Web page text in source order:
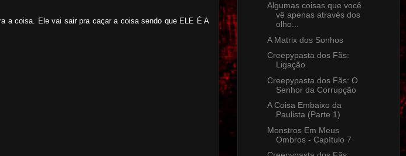
a coisa. Ele vai sair pra caçar a coisa sendo que ELE É A
Algumas coisas que você
vê apenas através dos
olho...
A Matrix dos Sonhos
Creepypasta dos Fãs:
Ligação
Creepypasta dos Fãs: O
Senhor da Corrupção
A Coisa Embaixo da
Paulista (Parte 1)
Monstros Em Meus
Ombros - Capítulo 7